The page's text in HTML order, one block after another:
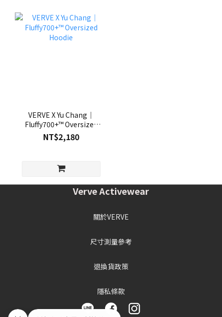
VERVE X Yu Chang｜
Fluffy700+™ Oversized
Hoodie
NT$2,180
Verve Activewear
關於VERVE
尺寸測量參考
退換貨政策
隱私條款